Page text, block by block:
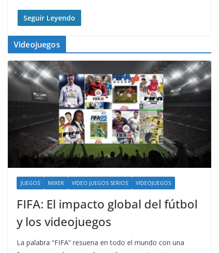
Seguir Leyendo
Videojuegos
JUEGOS NIIXER VIDEO JUEGOS SERIOS VIDEOJUEGOS
FIFA: El impacto global del fútbol
y los videojuegos
La palabra “FIFA” resuena en todo el mundo con una